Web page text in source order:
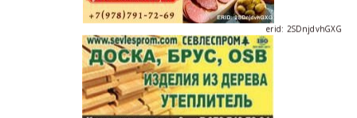
erid: 2SDnjcLUypt